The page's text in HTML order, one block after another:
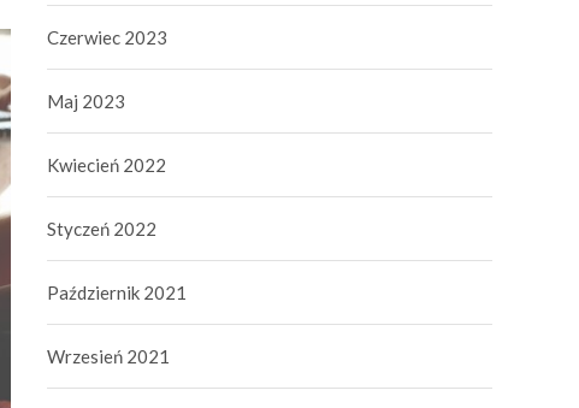
Czerwiec 2023
Maj 2023
Kwiecień 2022
Styczeń 2022
Październik 2021
Wrzesień 2021